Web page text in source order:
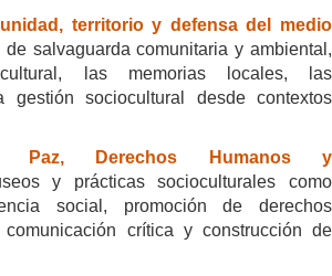
territorio y defensa del medio
de salvaguarda comunitaria y ambiental,
las memorias locales, las
gestión sociocultural desde contextos
Derechos Humanos y
y prácticas socioculturales como
social, promoción de derechos
comunicación crítica y construcción de